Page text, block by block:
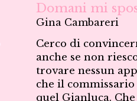
Domani mi
Gina Cambareri
Cerco di
anche se non
trovare nessun
che il commissario
quel Gianluca.